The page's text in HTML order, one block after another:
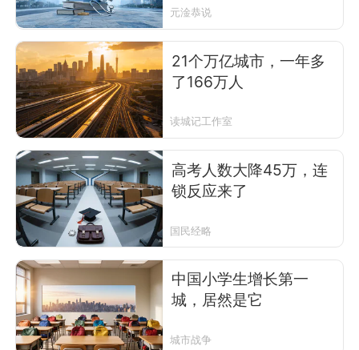
元淦恭说
21个万亿城市，一年多
了166万人
读城记工作室
高考人数大降45万，连
锁反应来了
国民经略
中国小学生增长第一
城，居然是它
城市战争